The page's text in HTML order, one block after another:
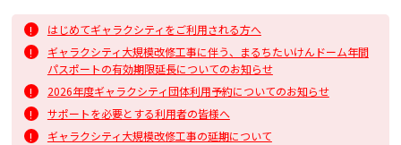
イベントレポート
はじめてギャラクシティをご利用される方へ
ギャラクシティ大規模改修工事に伴う、まるちたいけんドーム年間
パスポートの有効期限延長についてのお知らせ
2026年度ギャラクシティ団体利用予約についてのお知らせ
サポートを必要とする利用者の皆様へ
ギャラクシティ大規模改修工事の延期について